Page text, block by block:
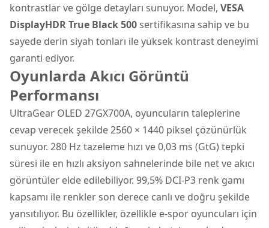
kontrastlar ve gölge detayları sunuyor. Model, VESA
DisplayHDR True Black 500sertifikasına sahip ve bu
sayede derin siyah tonları ile yüksek kontrast deneyimi
garanti ediyor.
Oyunlarda Akıcı Görüntü
Performansı
UltraGear OLED 27GX700A, oyuncuların taleplerine
cevap verecek şekilde 2560 × 1440 piksel çözünürlük
sunuyor. 280 Hz tazeleme hızı ve 0,03 ms (GtG) tepki
süresi ile en hızlı aksiyon sahnelerinde bile net ve akıcı
görüntüler elde edilebiliyor. 99,5% DCI-P3 renk gamı
kapsamı ile renkler son derece canlı ve doğru şekilde
yansıtılıyor. Bu özellikler, özellikle e-spor oyuncuları için